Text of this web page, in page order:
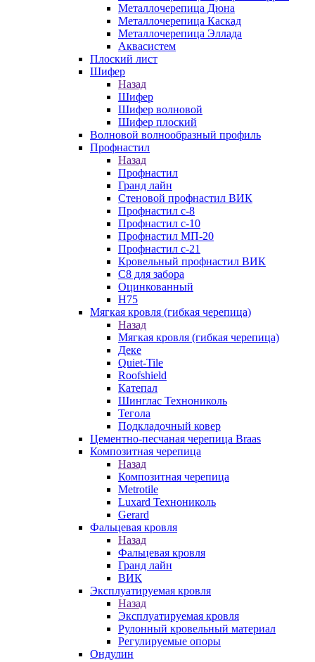
Металлочерепица Дюна
Металлочерепица Каскад
Металлочерепица Эллада
Аквасистем
Плоский лист
Шифер
Назад
Шифер
Шифер волновой
Шифер плоский
Волновой волнообразный профиль
Профнастил
Назад
Профнастил
Гранд лайн
Стеновой профнастил ВИК
Профнастил с-8
Профнастил с-10
Профнастил МП-20
Профнастил с-21
Кровельный профнастил ВИК
С8 для забора
Оцинкованный
Н75
Мягкая кровля (гибкая черепица)
Назад
Мягкая кровля (гибкая черепица)
Деке
Quiet-Tile
Roofshield
Катепал
Шинглас Технониколь
Тегола
Подкладочный ковер
Цементно-песчаная черепица Braas
Композитная черепица
Назад
Композитная черепица
Metrotile
Luxard Технониколь
Gerard
Фальцевая кровля
Назад
Фальцевая кровля
Гранд лайн
ВИК
Эксплуатируемая кровля
Назад
Эксплуатируемая кровля
Рулонный кровельный материал
Регулируемые опоры
Ондулин